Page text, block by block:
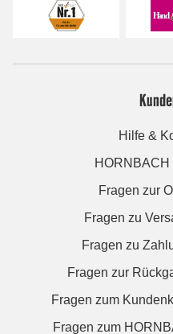
Hilfe &
HORNBACH
Fragen zur
Fragen zu
Fragen zu
Fragen zur
Fragen zum
Fragen zum